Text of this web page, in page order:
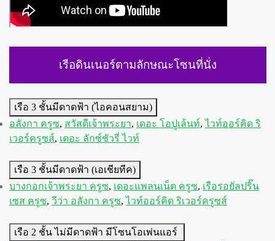
เรือดินเนอร์ตามลักษณะโซนที่นั่ง
เรือ 3 ชั้นมีดาดฟ้า (ไอคอนสยาม)
อลังกา ครูซ, สวัสดีเจ้าพระยา, เดอะ โอปูเล้นท์,ไวท์ออร์คิด ริ
เวอร์ครูซส์, เดอะ ลักซ์ชัวรี่ ไวท์
เรือ 3 ชั้นมีดาดฟ้า (เอเชียทีค)
บางกอกเจ้าพระยา ครูซ, เดอะแพลนเน็ต ครูซ, เรือรอยัลปริ๊น
เซส ครูซ, วีว่า อลังกา ครูซ,ไวท์ออร์คิด ริเวอร์ครูซส์
เรือ 2 ชั้น ไม่มีดาดฟ้า มีโซนโอเพ่นแอร์